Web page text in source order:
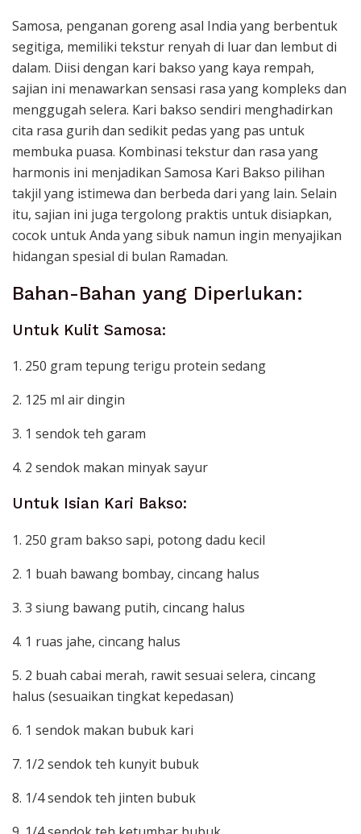
Samosa, penganan goreng asal India yang berbentuk
segitiga, memiliki tekstur renyah di luar dan lembut di
dalam. Diisi dengan kari bakso yang kaya rempah,
sajian ini menawarkan sensasi rasa yang kompleks dan
menggugah selera. Kari bakso sendiri menghadirkan
cita rasa gurih dan sedikit pedas yang pas untuk
membuka puasa. Kombinasi tekstur dan rasa yang
harmonis ini menjadikan Samosa Kari Bakso pilihan
takjil yang istimewa dan berbeda dari yang lain. Selain
itu, sajian ini juga tergolong praktis untuk disiapkan,
cocok untuk Anda yang sibuk namun ingin menyajikan
hidangan spesial di bulan Ramadan.
Bahan-Bahan yang Diperlukan:
Untuk Kulit Samosa:
1. 250 gram tepung terigu protein sedang
2. 125 ml air dingin
3. 1 sendok teh garam
4. 2 sendok makan minyak sayur
Untuk Isian Kari Bakso:
1. 250 gram bakso sapi, potong dadu kecil
2. 1 buah bawang bombay, cincang halus
3. 3 siung bawang putih, cincang halus
4. 1 ruas jahe, cincang halus
5. 2 buah cabai merah, rawit sesuai selera, cincang
halus (sesuaikan tingkat kepedasan)
6. 1 sendok makan bubuk kari
7. 1/2 sendok teh kunyit bubuk
8. 1/4 sendok teh jinten bubuk